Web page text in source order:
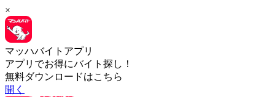
×
マッハバイトアプリ
アプリでお得にバイト探し！
無料ダウンロードはこちら
開く